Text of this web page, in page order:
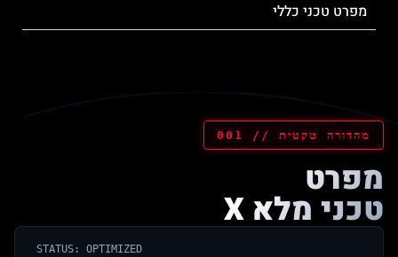
מפרט טכני כללי
מהדורה טקטית // 001
מפרט
טכני מלא X
STATUS: OPTIMIZED